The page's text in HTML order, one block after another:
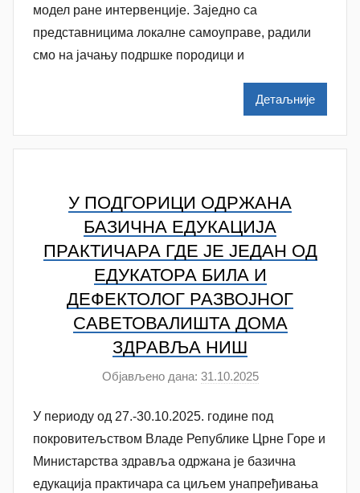
n
e
n
o
v
i
ć
модел ране интервенције. Заједно са
представницима локалне самоуправе, радили
смо на јачању подршке породици и
Детаљније
У ПОДГОРИЦИ ОДРЖАНА
БАЗИЧНА ЕДУКАЦИЈА
ПРАКТИЧАРА ГДЕ ЈЕ ЈЕДАН ОД
ЕДУКАТОРА БИЛА И
ДЕФЕКТОЛОГ РАЗВОЈНОГ
САВЕТОВАЛИШТА ДОМА
ЗДРАВЉА НИШ
Објављено дана: 31.10.2025а
т
о
р
A
У периоду од 27.-30.10.2025. године под
покровитељством Владе Републике Црне Горе и
Министарства здравља одржана је базична
едукација практичара са циљем унапређивања